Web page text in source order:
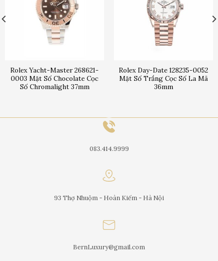
Rolex Yacht-Master 268621-
0003 Mặt Số Chocolate Cọc
Số Chromalight 37mm
Rolex Day-Date 128235-0052
Mặt Số Trắng Cọc Số La Mã
36mm
083.414.9999
93 Thợ Nhuộm - Hoàn Kiếm - Hà Nội
BernLuxury@gmail.com